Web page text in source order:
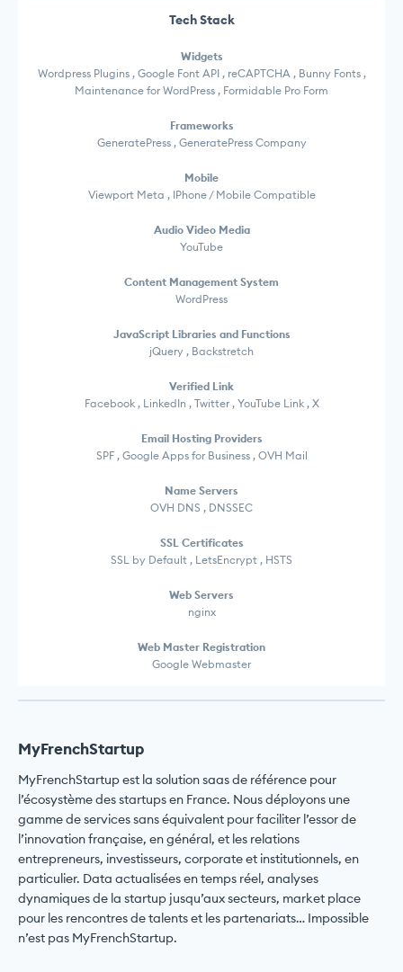
Tech Stack
Widgets
Wordpress Plugins , Google Font API , reCAPTCHA , Bunny Fonts ,
Maintenance for WordPress , Formidable Pro Form
Frameworks
GeneratePress , GeneratePress Company
Mobile
Viewport Meta , IPhone / Mobile Compatible
Audio Video Media
YouTube
Content Management System
WordPress
JavaScript Libraries and Functions
jQuery , Backstretch
Verified Link
Facebook , LinkedIn , Twitter , YouTube Link , X
Email Hosting Providers
SPF , Google Apps for Business , OVH Mail
Name Servers
OVH DNS , DNSSEC
SSL Certificates
SSL by Default , LetsEncrypt , HSTS
Web Servers
nginx
Web Master Registration
Google Webmaster
MyFrenchStartup
MyFrenchStartup est la solution saas de référence pour
l’écosystème des startups en France. Nous déployons une
gamme de services sans équivalent pour faciliter l’essor de
l’innovation française, en général, et les relations
entrepreneurs, investisseurs, corporate et institutionnels, en
particulier. Data actualisées en temps réel, analyses
dynamiques de la startup jusqu’aux secteurs, market place
pour les rencontres de talents et les partenariats… Impossible
n’est pas MyFrenchStartup.